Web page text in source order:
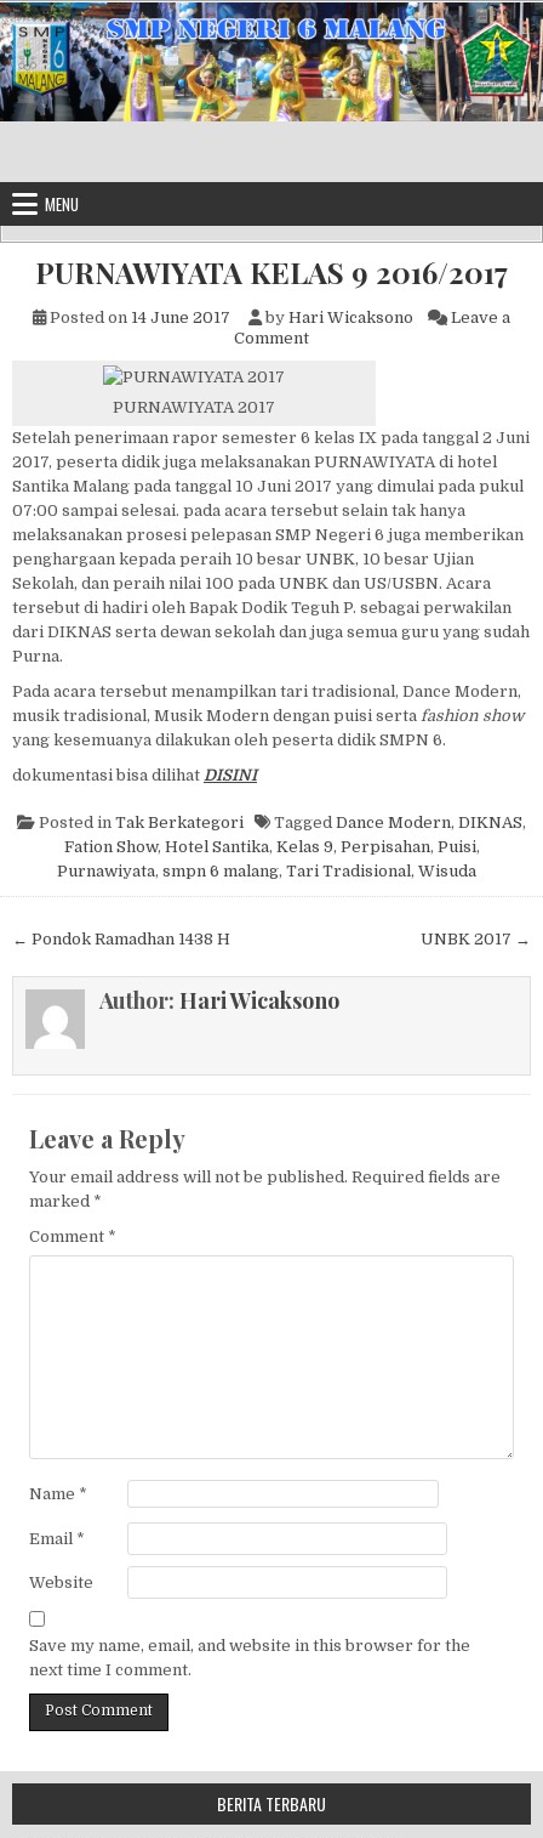
Skip to content
MENU
PURNAWIYATA KELAS 9 2016/2017
Posted on 14 June 2017 by Hari Wicaksono
Leave a
Commenton PURNAWIYATA KELAS 9
PURNAWIYATA 2017
Setelah penerimaan rapor semester 6 kelas IX pada tanggal 2 Juni
2017, peserta didik juga melaksanakan PURNAWIYATA di hotel
Santika Malang pada tanggal 10 Juni 2017 yang dimulai pada pukul
07:00 sampai selesai. pada acara tersebut selain tak hanya
melaksanakan prosesi pelepasan SMP Negeri 6 juga memberikan
penghargaan kepada peraih 10 besar UNBK, 10 besar Ujian
Sekolah, dan peraih nilai 100 pada UNBK dan US/USBN. Acara
tersebut di hadiri oleh Bapak Dodik Teguh P. sebagai perwakilan
dari DIKNAS serta dewan sekolah dan juga semua guru yang sudah
Purna.
Pada acara tersebut menampilkan tari tradisional, Dance Modern,
musik tradisional, Musik Modern dengan puisi serta fashion show
yang kesemuanya dilakukan oleh peserta didik SMPN 6.
dokumentasi bisa dilihat DISINI
Posted in Tak Berkategori Tagged Dance Modern, DIKNAS,
Fation Show, Hotel Santika, Kelas 9, Perpisahan, Puisi,
Purnawiyata, smpn 6 malang, Tari Tradisional, Wisuda
Post navigation UNBK 2017 →
← Pondok Ramadhan 1438 H
Author: Hari Wicaksono
Leave a Reply
Your email address will not be published. Required fields are
marked *
Comment *
Name *
Email *
Website
Save my name, email, and website in this browser for the
next time I comment.
BERITA TERBARU